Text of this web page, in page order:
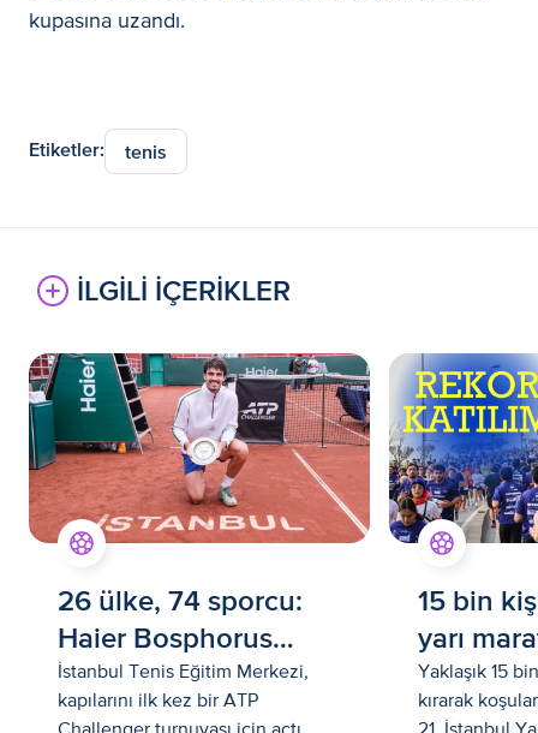
kupasına uzandı.
Etiketler: tenis
İLGİLİ İÇERİKLER
26 ülke, 74 sporcu:
Haier Bosphorus
Challenger Cup
İstanbul
İstanbul Tenis Eğitim Merkezi,
kapılarını ilk kez bir ATP
Challenger turnuvası için açtı
15 bin
yarı
Yaklaşık 15
kırarak
21. İstanbul